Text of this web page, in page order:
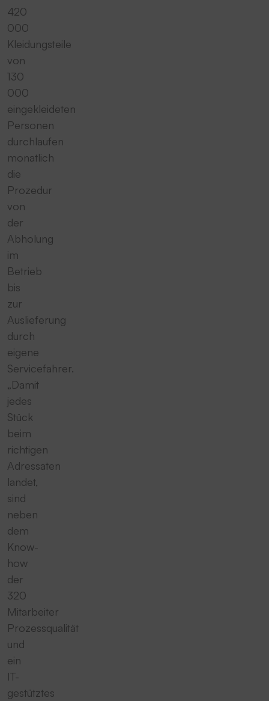
420
000
Kleidungsteile
von
130
000
eingekleideten
Personen
durchlaufen
monatlich
die
Prozedur
von
der
Abholung
im
Betrieb
bis
zur
Auslieferung
durch
eigene
Servicefahrer.
„Damit
jedes
Stück
beim
richtigen
Adressaten
landet,
sind
neben
dem
Know-
how
der
320
Mitarbeiter
Prozessqualität
und
ein
IT-
gestütztes